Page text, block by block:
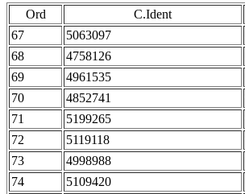
Ord
C.Ident
67
5063097
68 4758126
69 4961535
70 4852741
71 5199265
72 5119118
73 4998988
74 5109420